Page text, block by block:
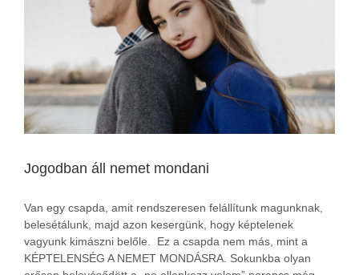
Jogodban áll nemet mondani
Van egy csapda, amit rendszeresen felállítunk magunknak,
belesétálunk, majd azon kesergünk, hogy képtelenek
vagyunk kimászni belőle. Ez a csapda nem más, mint a
KÉPTELENSÉG A NEMET MONDÁSRA. Sokunkba olyan